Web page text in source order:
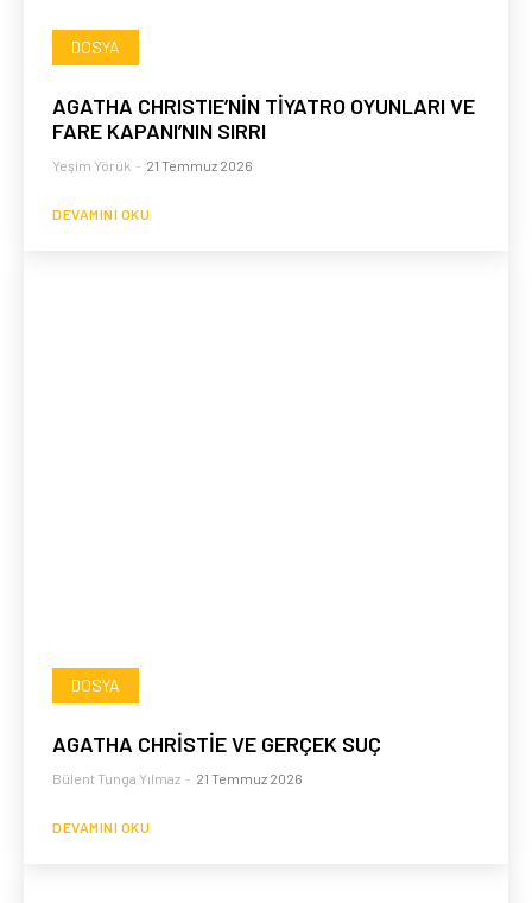
DOSYA
AGATHA CHRISTIE’NİN TİYATRO OYUNLARI VE
FARE KAPANI’NIN SIRRI
Yeşim Yörük - 21 Temmuz 2026
DEVAMINI OKU
DOSYA
AGATHA CHRİSTİE VE GERÇEK SUÇ
Bülent Tunga Yılmaz - 21 Temmuz 2026
DEVAMINI OKU